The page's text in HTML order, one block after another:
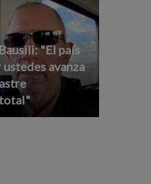
"El país
avanza